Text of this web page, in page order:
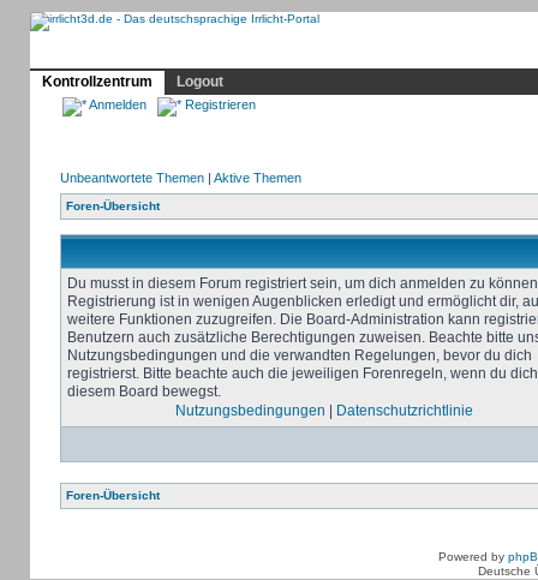
Kontrollzentrum
Logout
Anmelden Registrieren
Unbeantwortete Themen| Aktive Themen
Foren-Übersicht
Du musst in diesem Forum registriert sein, um dich anmelden zu
Registrierung ist in wenigen Augenblicken erledigt und ermöglicht dir,
weitere Funktionen zuzugreifen. Die Board-Administration kann
Benutzern auch zusätzliche Berechtigungen zuweisen. Beachte bitte
Nutzungsbedingungen und die verwandten Regelungen, bevor du dich
registrierst. Bitte beachte auch die jeweiligen Forenregeln, wenn du
diesem Board bewegst.
Nutzungsbedingungen
Datenschutzrichtlinie
Foren-Übersicht
Powered by
Deutsche